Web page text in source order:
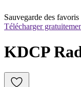
Sauvegarde des favoris
Télécharger
KDCP